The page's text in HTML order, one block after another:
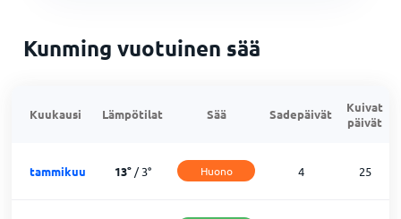
Kunming vuotuinen sää
Kuukausi Lämpötilat Sää Sadepäivät
Kuivat
päivät
tammikuu 13°/3° Huono 4 25